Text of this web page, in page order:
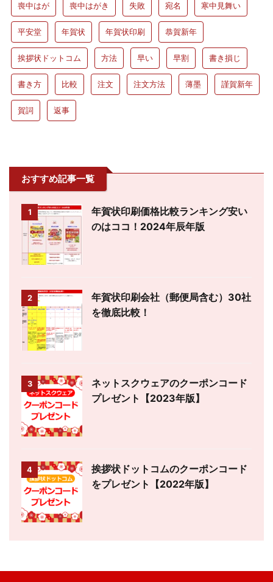
喪中はが 喪中はがき 失敗 宛名 寒中見舞い
平安堂 年賀状 年賀状印刷 恭賀新年
挨拶状ドットコム 方法 早い 早割 書き損じ
書き方 比較 注文 注文方法 薄墨 謹賀新年
賀詞 返事
おすすめ記事一覧
1
年賀状印刷価格比較ランキング安い
のはココ！2024年辰年版
2
年賀状印刷会社（郵便局含む）30社
を徹底比較！
3
ネットスクウェアのクーポンコード
プレゼント【2023年版】
4
挨拶状ドットコムのクーポンコード
をプレゼント【2022年版】